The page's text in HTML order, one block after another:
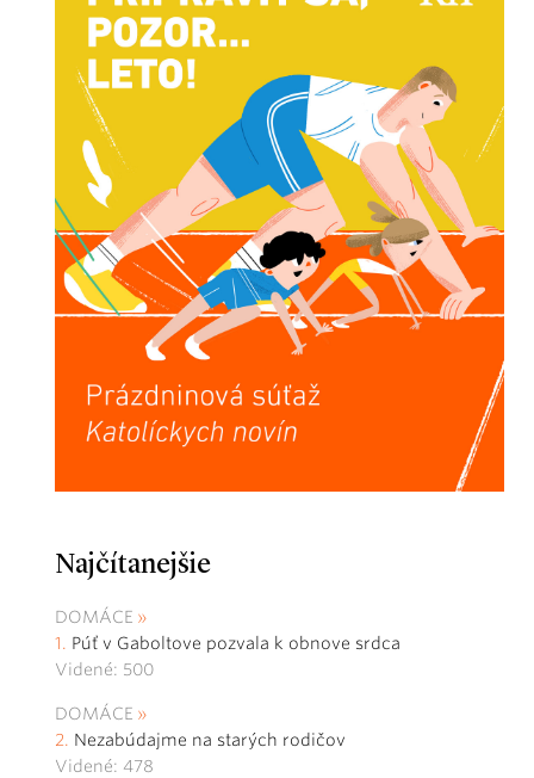
Najčítanejšie
DOMÁCE
Púť v Gaboltove pozvala k obnove srdca
Videné: 500
DOMÁCE
Nezabúdajme na starých rodičov
Videné: 478